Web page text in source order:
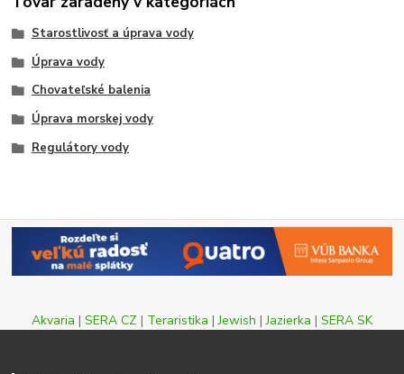
Starostlivosť a úprava vody
Úprava vody
Chovateľské balenia
Úprava morskej vody
Regulátory vody
Akvaria | SERA CZ | Teraristika |Jewish |Jazierka | SERA SK